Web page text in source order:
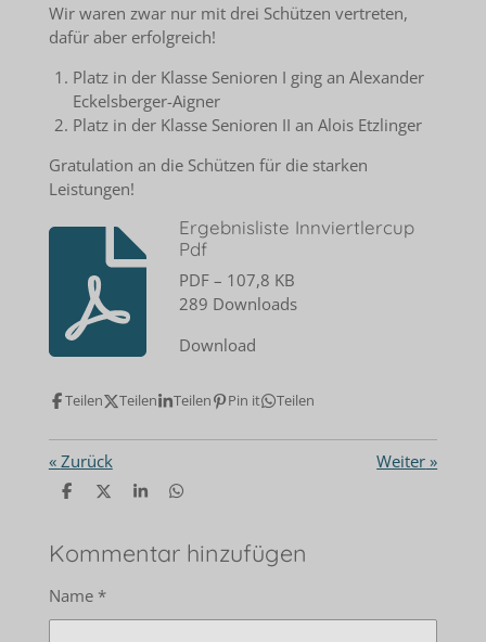
Wir waren zwar nur mit drei Schützen vertreten,
dafür aber erfolgreich!
Platz in der Klasse Senioren I ging an Alexander
Eckelsberger-Aigner
Platz in der Klasse Senioren II an Alois Etzlinger
Gratulation an die Schützen für die starken
Leistungen!
Ergebnisliste Innviertlercup
Pdf
PDF – 107,8 KB
289 Downloads
Download
Teilen Teilen Teilen Pin it Teilen
« Zurück Weiter »
T
l
e
T
l
e
T
l
e
T
l
Kommentar hinzufügen
Name *